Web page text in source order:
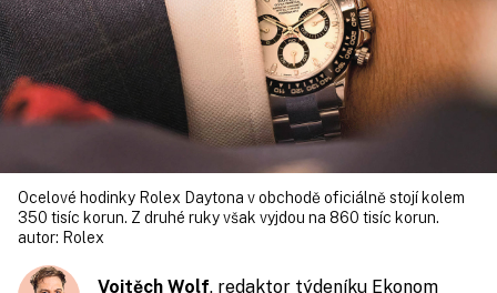
Ocelové hodinky Rolex Daytona v obchodě oficiálně stojí kolem
350 tisíc korun. Z druhé ruky však vyjdou na 860 tisíc korun.
autor: Rolex
Vojtěch Wolf, redaktor týdeníku Ekonom